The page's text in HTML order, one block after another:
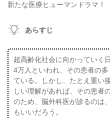
新たな医療ヒューマンドラマ！
あらすじ
超高齢化社会に向かっていく
4万人といわれ、その患者の
ている。しかし、たとえ重い
しい理解があれば、その患者
のため、脳外科医が診るのは
もいいだろう。